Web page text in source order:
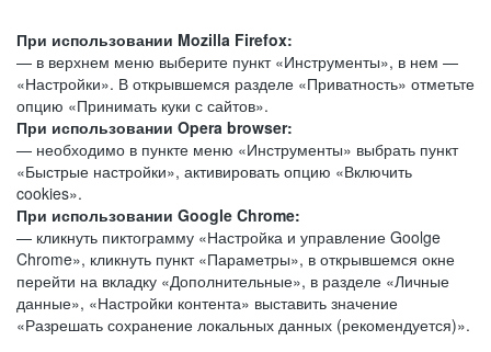
При использовании Mozilla Firefox:
— в верхнем меню выберите пункт «Инструменты», в нем —
«Настройки». В открывшемся разделе «Приватность» отметьте
опцию «Принимать куки с сайтов».
При использовании Opera browser:
— необходимо в пункте меню «Инструменты» выбрать пункт
«Быстрые настройки», активировать опцию «Включить
cookies».
При использовании Google Chrome:
— кликнуть пиктограмму «Настройка и управление Goolge
Chrome», кликнуть пункт «Параметры», в открывшемся окне
перейти на вкладку «Дополнительные», в разделе «Личные
данные», «Настройки контента» выставить значение
«Разрешать сохранение локальных данных (рекомендуется)».